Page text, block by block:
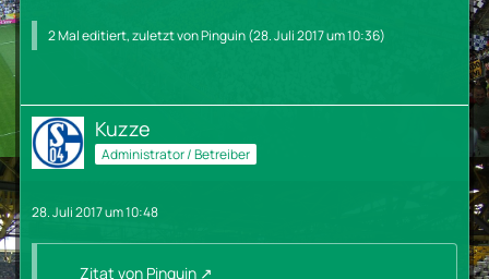
2 Mal editiert, zuletzt vonPinguin(28. Juli 2017 um 10:36)
Kuzze
Administrator / Betreiber
28. Juli 2017 um 10:48
Zitat von Pinguin